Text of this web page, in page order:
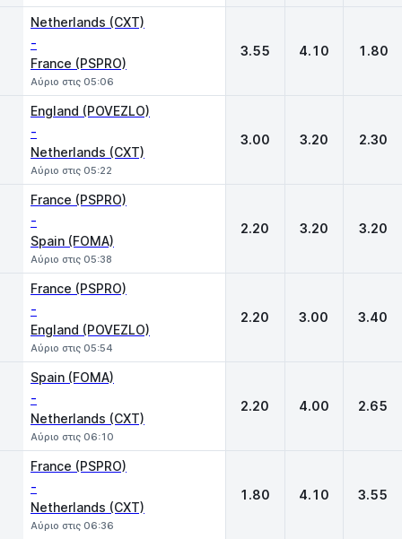
Netherlands (CXT)
-
France (PSPRO)
Αύριο στις 05:06
3.55 4.10 1.80
England (POVEZLO)
-
Netherlands (CXT)
Αύριο στις 05:22
3.00 3.20 2.30
France (PSPRO)
-
Spain (FOMA)
Αύριο στις 05:38
2.20 3.20 3.20
France (PSPRO)
-
England (POVEZLO)
Αύριο στις 05:54
2.20 3.00 3.40
Spain (FOMA)
-
Netherlands (CXT)
Αύριο στις 06:10
2.20 4.00 2.65
France (PSPRO)
-
Netherlands (CXT)
Αύριο στις 06:36
1.80 4.10 3.55